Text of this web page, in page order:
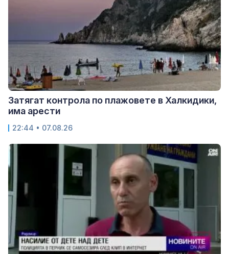
Затягат контрола по плажовете в Халкидики,
има арести
22:44 • 07.08.26